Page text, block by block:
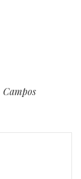
Campos